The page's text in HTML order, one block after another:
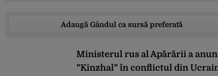
Adaugă Gândul ca sursă preferată
Ministerul rus al Apărării a
”Kinzhal” în conflictul din